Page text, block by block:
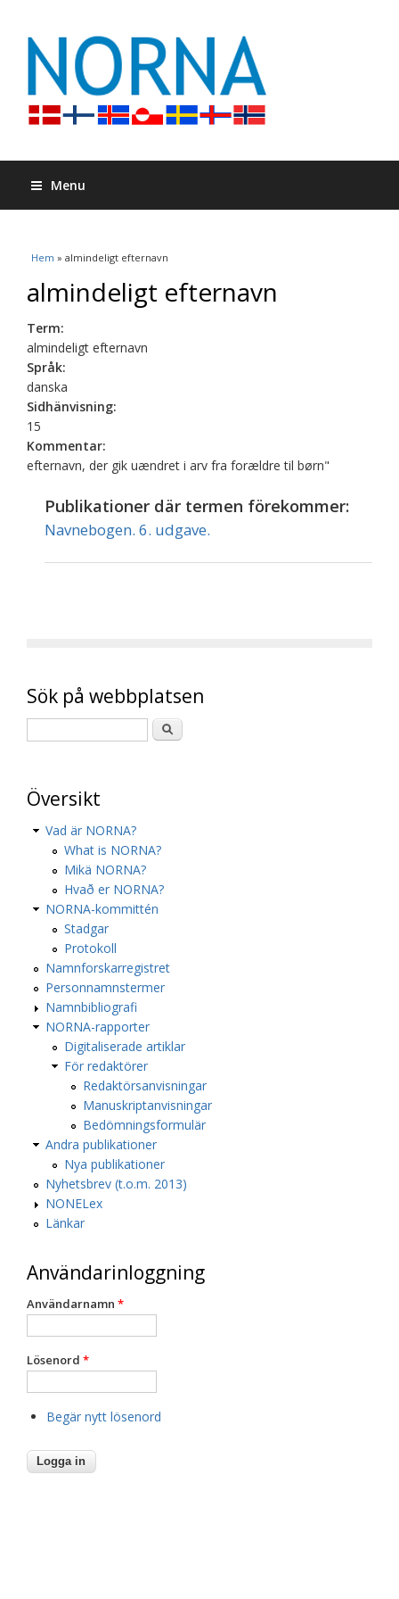
Menu
Du är här
Hem » almindeligt efternavn
almindeligt efternavn
Term:
almindeligt efternavn
Språk:
danska
Sidhänvisning:
15
Kommentar:
efternavn, der gik uændret i arv fra forældre til børn"
Publikationer där termen förekommer:
Navnebogen. 6. udgave.
Sök på webbplatsen
Översikt
Vad är NORNA?
What is NORNA?
Mikä NORNA?
Hvað er NORNA?
NORNA-kommittén
Stadgar
Protokoll
Namnforskarregistret
Personnamnstermer
Namnbibliografi
NORNA-rapporter
Digitaliserade artiklar
För redaktörer
Redaktörsanvisningar
Manuskriptanvisningar
Bedömningsformulär
Andra publikationer
Nya publikationer
Nyhetsbrev (t.o.m. 2013)
NONELex
Länkar
Användarinloggning
Användarnamn *
Lösenord *
Begär nytt lösenord